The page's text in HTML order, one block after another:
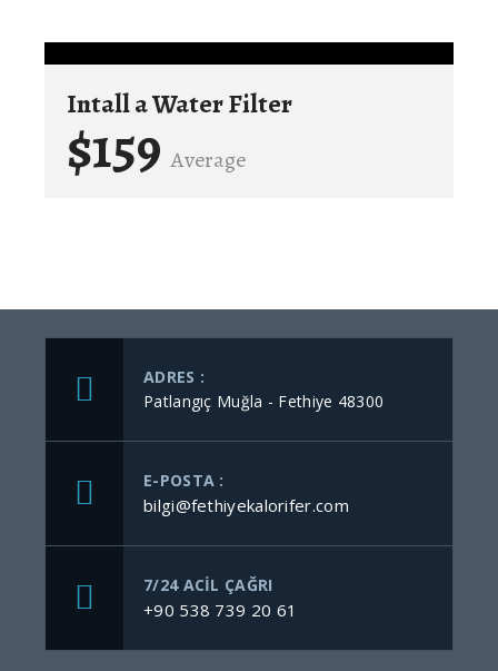
Intall a Water Filter
$159Average
ADRES :
Patlangıç Muğla - Fethiye 48300
E-POSTA :
bilgi@fethiyekalorifer.com
7/24 ACİL ÇAĞRI
+90 538 739 20 61